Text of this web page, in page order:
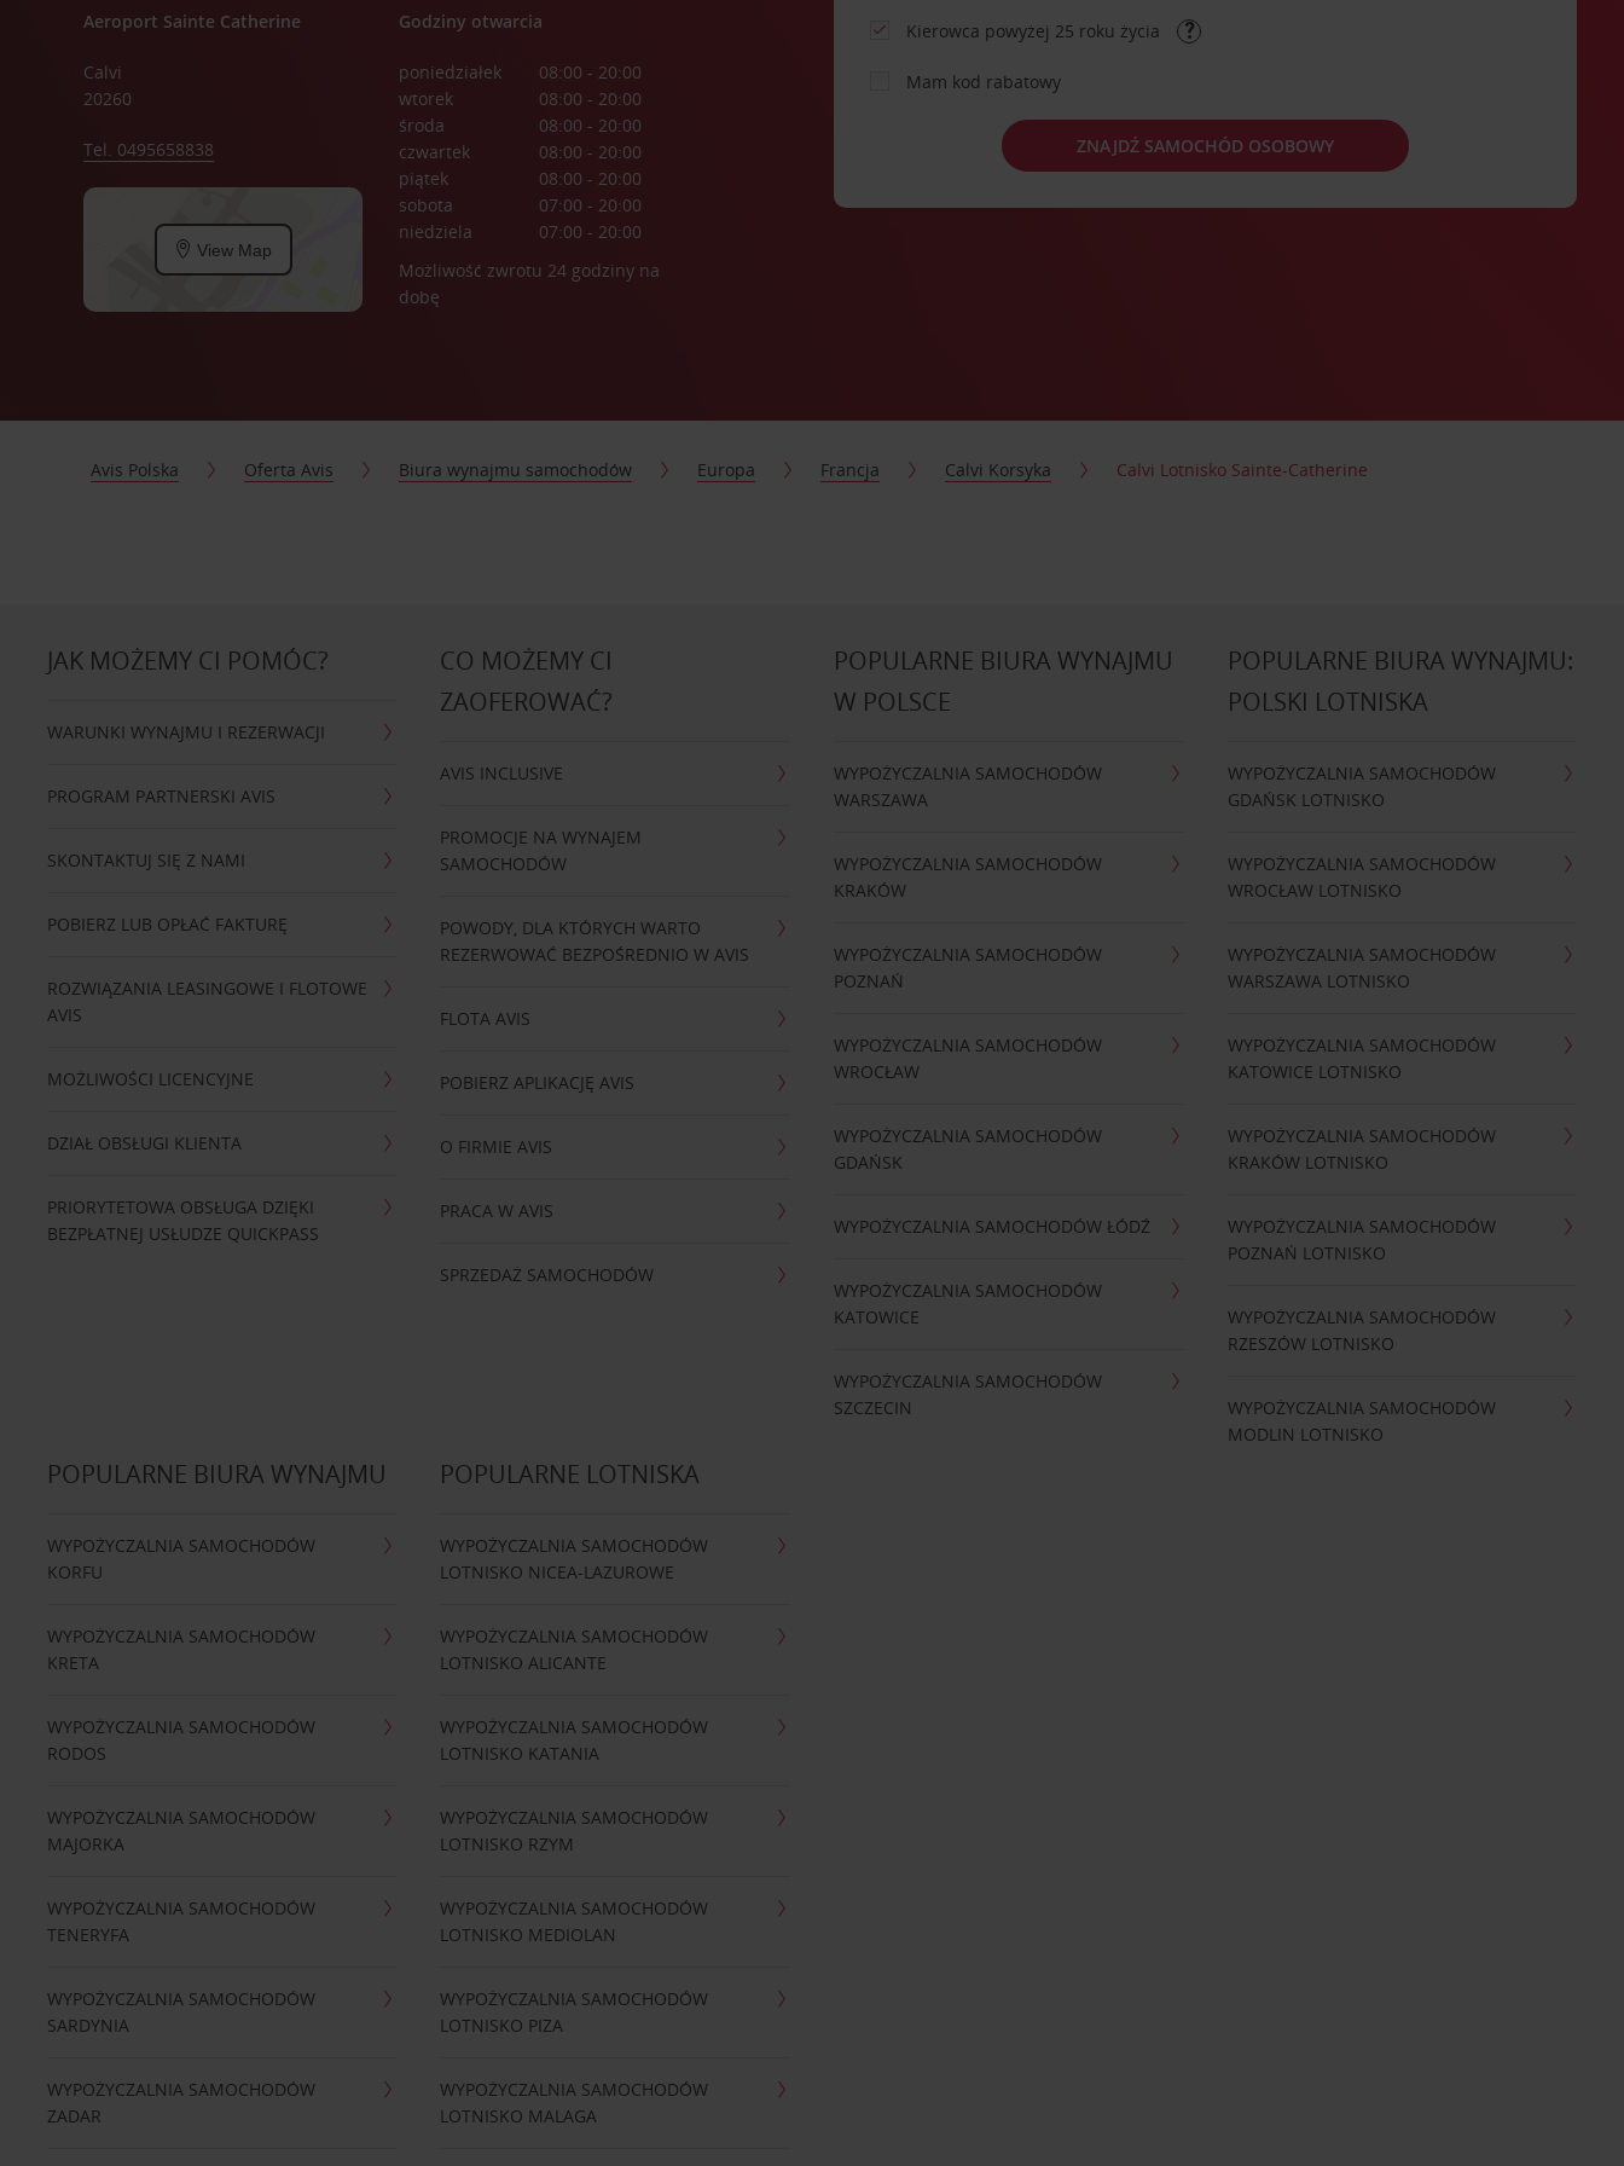
Aeroport Sainte Catherine
Calvi
20260
Tel. 0495658838
View Map
Godziny otwarcia
poniedziałek
08:00 - 20:00
wtorek
08:00 - 20:00
środa
08:00 - 20:00
czwartek
08:00 - 20:00
piątek
08:00 - 20:00
sobota
07:00 - 20:00
niedziela
07:00 - 20:00
Możliwość zwrotu 24 godziny na
dobę
Kierowca powyżej 25 roku życia
Mam kod rabatowy
ZNAJDŹ SAMOCHÓD OSOBOWY
Avis Polska Oferta Avis Biura wynajmu samochodów Europa Francja Calvi Korsyka Calvi Lotnisko Sainte-Catherine
JAK MOŻEMY CI POMÓC?
WARUNKI WYNAJMU I REZERWACJI
PROGRAM PARTNERSKI AVIS
SKONTAKTUJ SIĘ Z NAMI
POBIERZ LUB OPŁAĆ FAKTURĘ
ROZWIĄZANIA LEASINGOWE I FLOTOWE
AVIS
MOŻLIWOŚCI LICENCYJNE
DZIAŁ OBSŁUGI KLIENTA
PRIORYTETOWA OBSŁUGA DZIĘKI
BEZPŁATNEJ USŁUDZE QUICKPASS
CO MOŻEMY CI
ZAOFEROWAĆ?
AVIS INCLUSIVE
PROMOCJE NA WYNAJEM
SAMOCHODÓW
POWODY, DLA KTÓRYCH WARTO
REZERWOWAĆ BEZPOŚREDNIO W AVIS
FLOTA AVIS
POBIERZ APLIKACJĘ AVIS
O FIRMIE AVIS
PRACA W AVIS
SPRZEDAŻ SAMOCHODÓW
POPULARNE BIURA WYNAJMU
W POLSCE
WYPOŻYCZALNIA SAMOCHODÓW
WARSZAWA
WYPOŻYCZALNIA SAMOCHODÓW
KRAKÓW
WYPOŻYCZALNIA SAMOCHODÓW
POZNAŃ
WYPOŻYCZALNIA SAMOCHODÓW
WROCŁAW
WYPOŻYCZALNIA SAMOCHODÓW
GDAŃSK
WYPOŻYCZALNIA SAMOCHODÓW ŁÓDŹ
WYPOŻYCZALNIA SAMOCHODÓW
KATOWICE
WYPOŻYCZALNIA SAMOCHODÓW
SZCZECIN
POPULARNE BIURA WYNAJMU:
POLSKI LOTNISKA
WYPOŻYCZALNIA SAMOCHODÓW
GDAŃSK LOTNISKO
WYPOŻYCZALNIA SAMOCHODÓW
WROCŁAW LOTNISKO
WYPOŻYCZALNIA SAMOCHODÓW
WARSZAWA LOTNISKO
WYPOŻYCZALNIA SAMOCHODÓW
KATOWICE LOTNISKO
WYPOŻYCZALNIA SAMOCHODÓW
KRAKÓW LOTNISKO
WYPOŻYCZALNIA SAMOCHODÓW
POZNAŃ LOTNISKO
WYPOŻYCZALNIA SAMOCHODÓW
RZESZÓW LOTNISKO
WYPOŻYCZALNIA SAMOCHODÓW
MODLIN LOTNISKO
POPULARNE BIURA WYNAJMU
WYPOŻYCZALNIA SAMOCHODÓW
KORFU
WYPOŻYCZALNIA SAMOCHODÓW
KRETA
WYPOŻYCZALNIA SAMOCHODÓW
RODOS
WYPOŻYCZALNIA SAMOCHODÓW
MAJORKA
WYPOŻYCZALNIA SAMOCHODÓW
TENERYFA
WYPOŻYCZALNIA SAMOCHODÓW
SARDYNIA
WYPOŻYCZALNIA SAMOCHODÓW
ZADAR
POPULARNE LOTNISKA
WYPOŻYCZALNIA SAMOCHODÓW
LOTNISKO NICEA-LAZUROWE
WYPOŻYCZALNIA SAMOCHODÓW
LOTNISKO ALICANTE
WYPOŻYCZALNIA SAMOCHODÓW
LOTNISKO KATANIA
WYPOŻYCZALNIA SAMOCHODÓW
LOTNISKO RZYM
WYPOŻYCZALNIA SAMOCHODÓW
LOTNISKO MEDIOLAN
WYPOŻYCZALNIA SAMOCHODÓW
LOTNISKO PIZA
WYPOŻYCZALNIA SAMOCHODÓW
LOTNISKO MALAGA